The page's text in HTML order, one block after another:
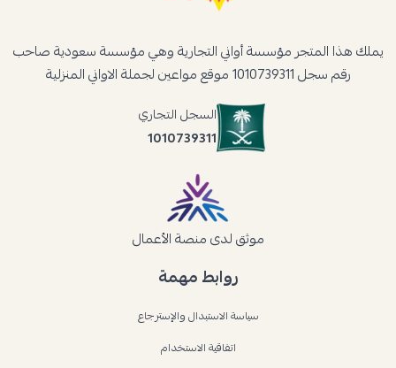
روابط مهمة
سياسة الاستبدال والإسترجاع
اتفاقية الاستخدام
يملك هذا المتجر مؤسسة أواني التجارية وهي مؤسسة سعودية صاحب
رقم سجل 1010739311 موقع مواعين لجملة الاواني المنزلية
السجل التجاري
1010739311
موثق لدى منصة الأعمال